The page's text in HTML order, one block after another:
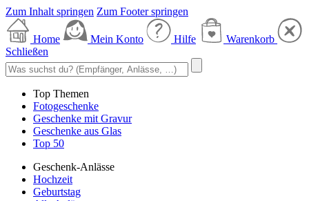
Zum Inhalt springen Zum Footer springen
Home Mein Konto Hilfe
Warenkorb
Schließen
Top Themen
Fotogeschenke
Geschenke mit Gravur
Geschenke aus Glas
Top 50
Geschenk-Anlässe
Hochzeit
Geburtstag